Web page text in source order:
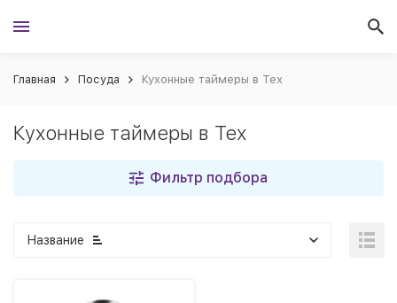
Главная Посуда Кухонные таймеры в Тех
Кухонные таймеры в Тех
Фильтр подбора
Название